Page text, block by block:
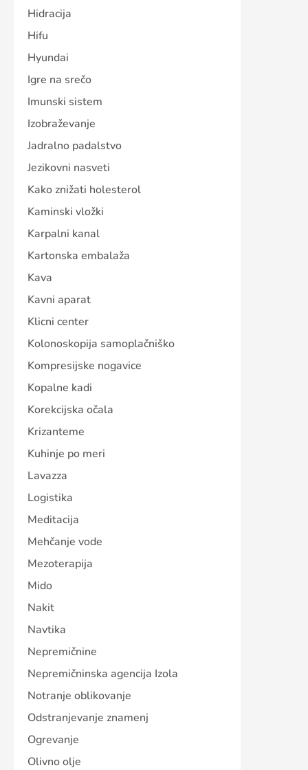
Hidracija
Hifu
Hyundai
Igre na srečo
Imunski sistem
Izobraževanje
Jadralno padalstvo
Jezikovni nasveti
Kako znižati holesterol
Kaminski vložki
Karpalni kanal
Kartonska embalaža
Kava
Kavni aparat
Klicni center
Kolonoskopija samoplačniško
Kompresijske nogavice
Kopalne kadi
Korekcijska očala
Krizanteme
Kuhinje po meri
Lavazza
Logistika
Meditacija
Mehčanje vode
Mezoterapija
Mido
Nakit
Navtika
Nepremičnine
Nepremičninska agencija Izola
Notranje oblikovanje
Odstranjevanje znamenj
Ogrevanje
Olivno olje